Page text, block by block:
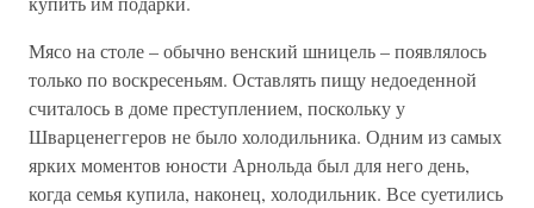
Мясо на столе – обычно венский шницель – появлялось
только по воскресеньям. Оставлять пищу недоеденной
считалось в доме преступлением, поскольку у
Шварценеггеров не было холодильника. Одним из самых
ярких моментов юности Арнольда был для него день,
когда семья купила, наконец, холодильник. Все суетились